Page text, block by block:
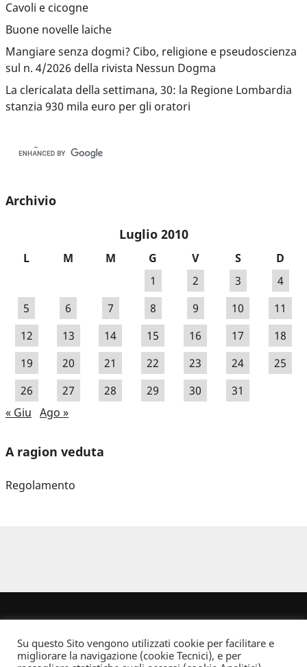
Cavoli e cicogne
Buone novelle laiche
Mangiare senza dogmi? Cibo, religione e pseudoscienza
sul n. 4/2026 della rivista Nessun Dogma
La clericalata della settimana, 30: la Regione Lombardia
stanzia 930 mila euro per gli oratori
Archivio
Luglio 2010
L M M G V S
D
1
2 3
4
5
6 7 8 9 10
11
12
13 14 15 16 17
18
19
20 21 22 23 24
25
26
27 28 29 30
31
« Giu Ago »
A ragion veduta
Regolamento
Su questo Sito vengono utilizzati cookie per facilitare e
migliorare la navigazione (cookie Tecnici), e per